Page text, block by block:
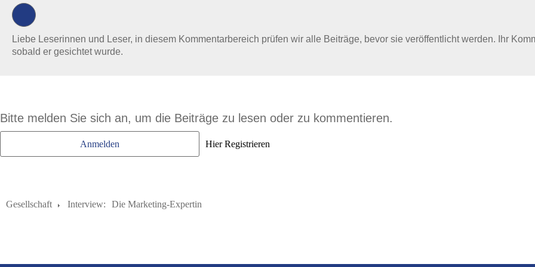
Liebe Leserinnen und Leser, in diesem Kommentarbereich prüfen wir alle Beiträge, bevor sie veröffentlicht werden. Ihr
sobald er gesichtet wurde.
Bitte melden Sie sich an, um die Beiträge zu lesen oder zu kommentieren.
Anmelden Hier Registrieren
Gesellschaft Interview: Die Marketing-Expertin